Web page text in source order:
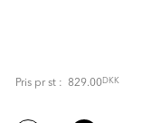
Pris pr st : 829.00DKK